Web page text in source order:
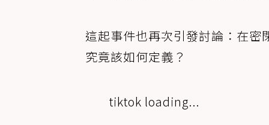
這起事件也再次引發討論：在
究竟該如何定義？
tiktok loading...